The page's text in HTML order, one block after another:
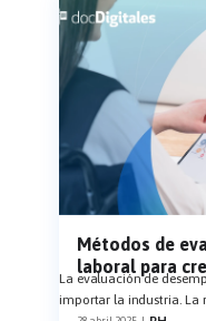
Métodos de
laboral para
La evaluación de
importar la industria. La